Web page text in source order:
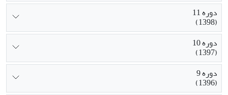
دوره 11
(1398)
دوره 10
(1397)
دوره 9
(1396)